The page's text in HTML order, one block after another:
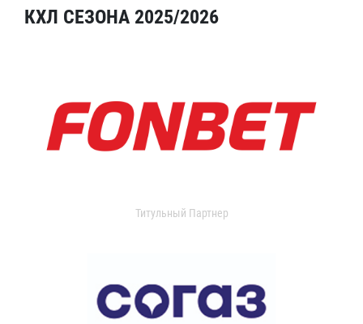
КХЛ СЕЗОНА 2025/2026
Титульный Партнер